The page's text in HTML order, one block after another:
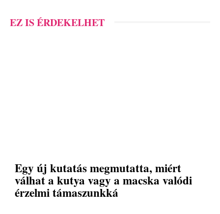
EZ IS ÉRDEKELHET
Egy új kutatás megmutatta, miért
válhat a kutya vagy a macska valódi
érzelmi támaszunkká